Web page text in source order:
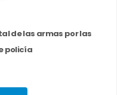
de las armas por las
policía